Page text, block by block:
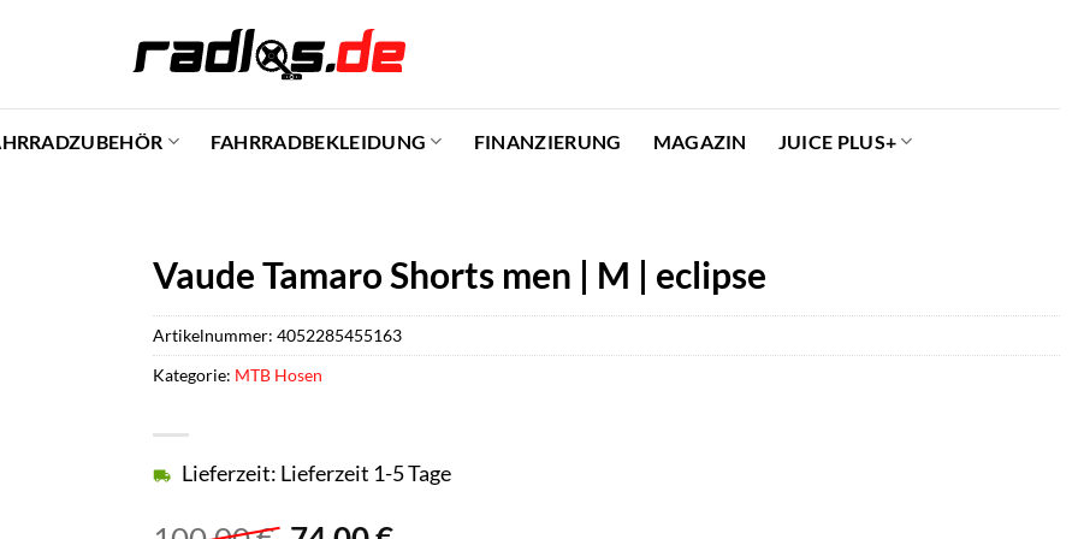
FAHRRADBEKLEIDUNG FINANZIERUNG MAGAZIN JUICE PLUS+
Vaude Tamaro Shorts men | M | eclipse
Lieferzeit: Lieferzeit 1-5 Tage
Artikelnummer: 4052285455163
Kategorie: MTB Hosen